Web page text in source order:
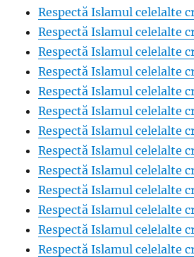
Respectă Islamul celelalte
Respectă Islamul celelalte
Respectă Islamul celelalte
Respectă Islamul celelalte
Respectă Islamul celelalte
Respectă Islamul celelalte
Respectă Islamul celelalte
Respectă Islamul celelalte
Respectă Islamul celelalte
Respectă Islamul celelalte
Respectă Islamul celelalte
Respectă Islamul celelalte
Respectă Islamul celelalte